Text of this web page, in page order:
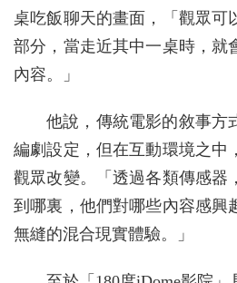
桌吃飯聊天的畫面，「觀眾可
部分，當走近其中一桌時，就
內容。」
他說，傳統電影的敘事方
編劇設定，但在互動環境之中
觀眾改變。「透過各類傳感器
到哪裏，他們對哪些內容感興
無縫的混合現實體驗。」